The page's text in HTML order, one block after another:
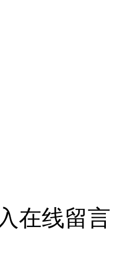
在线留言